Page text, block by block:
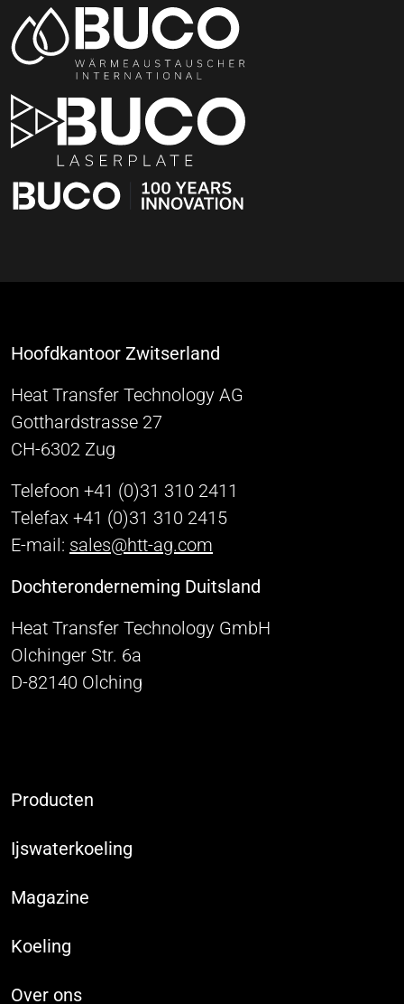
Hoofdkantoor Zwitserland
Heat Transfer Technology AG
Gotthardstrasse 27
CH-6302 Zug
Telefoon +41 (0)31 310 2411
Telefax +41 (0)31 310 2415
E-mail: sales@htt-ag.com
Dochteronderneming Duitsland
Heat Transfer Technology GmbH
Olchinger Str. 6a
D-82140 Olching
Producten
Ijswaterkoeling
Magazine
Koeling
Over ons